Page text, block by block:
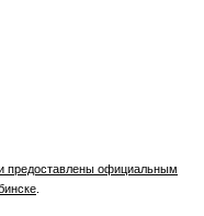
предоставлены официальным